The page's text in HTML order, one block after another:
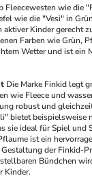
Fleecewesten wie die
wie die "Vesi" in
Kinder gerecht
Farben wie Grün,
Wetter und ist ein
Die Marke Finkid legt
wie Fleece und
robust und
bietet beispielsweise
sie ideal für Spiel und
ist ein
der Finkid-
Bündchen
Kinder.